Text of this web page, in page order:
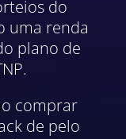
do
uma renda
plano de
comprar
de pelo